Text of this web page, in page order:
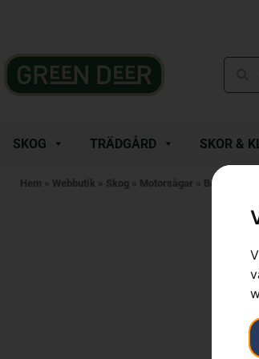
SKOG TRÄDGÅRD SKOR &
Hem » Webbutik » Skog » Motorsågar »